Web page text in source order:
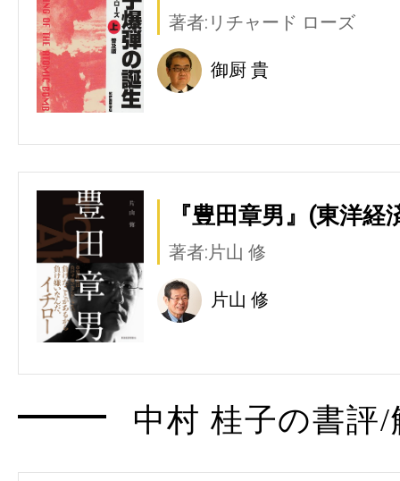
著者:リチャード ローズ
御厨 貴
『豊田章男』(東洋経
著者:片山 修
片山 修
中村 桂子の書評